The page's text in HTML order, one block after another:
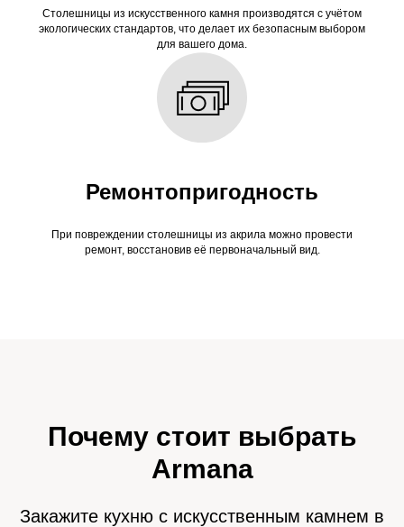
Столешницы из искусственного камня производятся с учётом
экологических стандартов, что делает их безопасным выбором
для вашего дома.
Ремонтопригодность
При повреждении столешницы из акрила можно провести
ремонт, восстановив её первоначальный вид.
Почему стоит выбрать
Armana
Закажите кухню с искусственным камнем в